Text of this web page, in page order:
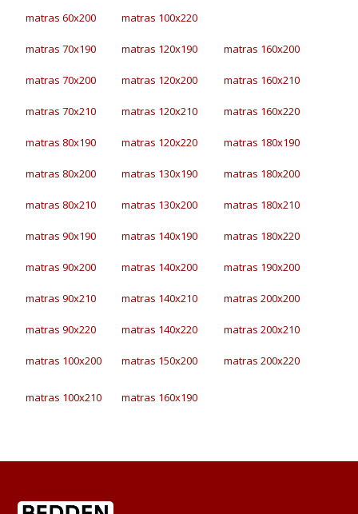
matras 60x200 matras 100x220
matras 70x190 matras 120x190 matras 160x200
matras 70x200 matras 120x200 matras 160x210
matras 70x210 matras 120x210 matras 160x220
matras 80x190 matras 120x220 matras 180x190
matras 80x200 matras 130x190 matras 180x200
matras 80x210 matras 130x200 matras 180x210
matras 90x190 matras 140x190 matras 180x220
matras 90x200 matras 140x200 matras 190x200
matras 90x210 matras 140x210 matras 200x200
matras 90x220 matras 140x220 matras 200x210
matras 100x200 matras 150x200 matras 200x220
matras 100x210 matras 160x190